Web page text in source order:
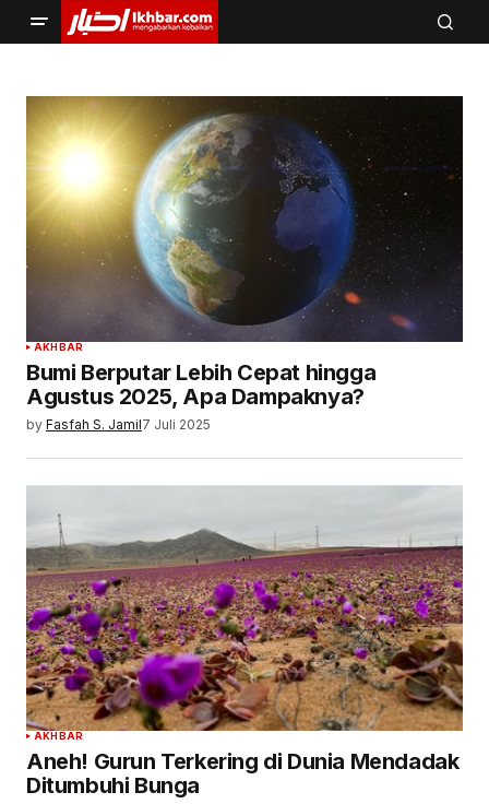
AKHBAR
Bumi Berputar Lebih Cepat hingga
Agustus 2025, Apa Dampaknya?
by Fasfah S. Jamil7 Juli 2025
AKHBAR
Aneh! Gurun Terkering di Dunia Mendadak
Ditumbuhi Bunga